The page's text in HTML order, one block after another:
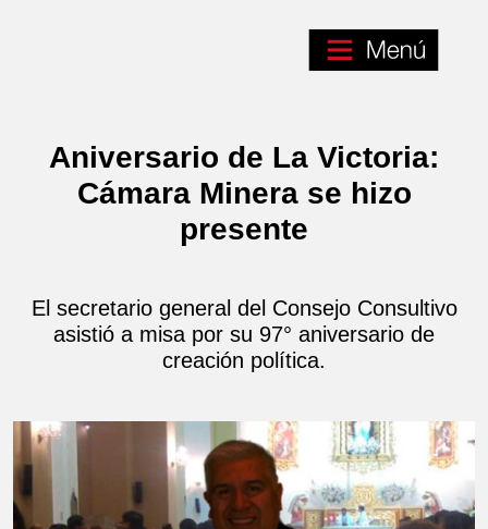
Aniversario de La Victoria:
Cámara Minera se hizo
presente
El secretario general del Consejo Consultivo
asistió a misa por su 97° aniversario de
creación política.